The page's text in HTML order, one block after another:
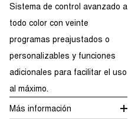
Sistema de control avanzado a
todo color con veinte
programas preajustados o
personalizables y funciones
adicionales para facilitar el uso
al máximo.
Más información